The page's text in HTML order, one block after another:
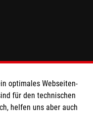
12
optimales Webseiten-
für den technischen
helfen uns aber auch